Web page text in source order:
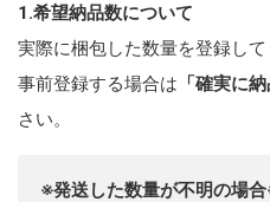
1.希望納品数について
実際に梱包した数量を登録し
事前登録する場合は 「確実に
さい。
※発送した数量が不明の場